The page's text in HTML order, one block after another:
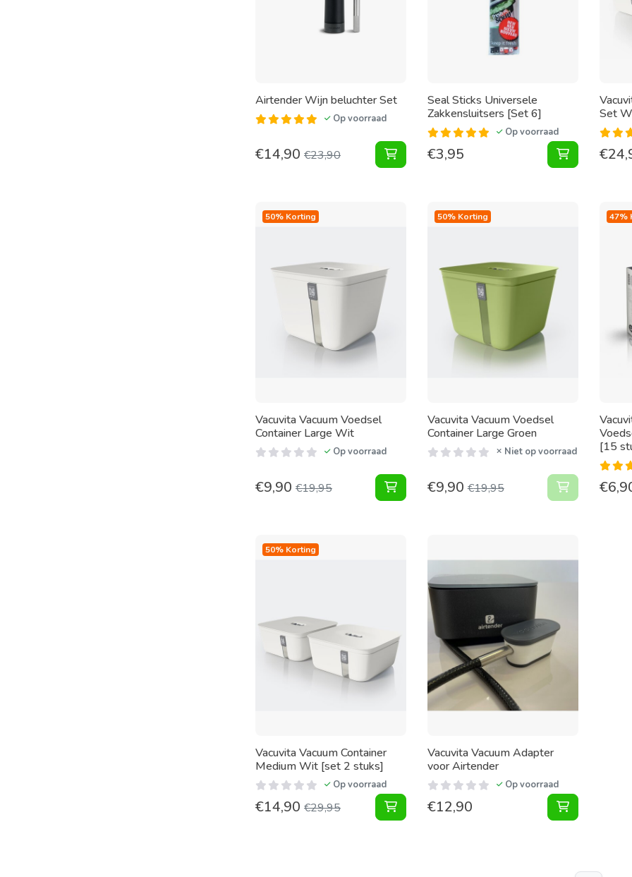
Airtender Wijn beluchter Set
Op voorraad
€14,90 €23,90 Wijn beluchter Set toevoegen aan winkelwagen
Seal Sticks Universele
Zakkensluitsers [Set 6]
Op voorraad
€3,95 Seal Sticks
Set
€
50% Korting
Vacuvita Vacuum Voedsel
Container Large Wit
Op voorraad
€9,90 €19,95 Vacuum Voedsel Container Large Wit
50% Korting
Vacuvita Vacuum Voedsel
Container Large Groen
Niet op voorraad
€9,90€19,95 Vacuum
47%
[15
€
50% Korting
Vacuvita Vacuum Container
Medium Wit [set 2 stuks]
Op voorraad
€14,90 €29,95 Vacuum Container Medium Wit [set 2 stuks]
Vacuvita Vacuum Adapter
voor Airtender
Op voorraad
€12,90 Vacuum